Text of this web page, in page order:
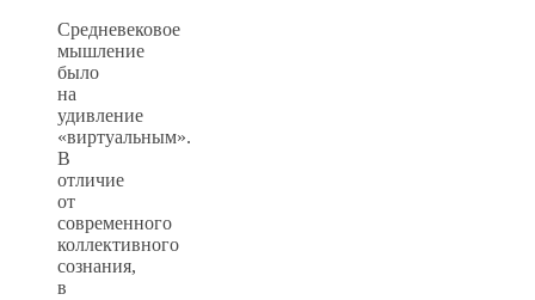
Средневековое
мышление
было
на
удивление
«виртуальным».
В
отличие
от
современного
коллективного
сознания,
в